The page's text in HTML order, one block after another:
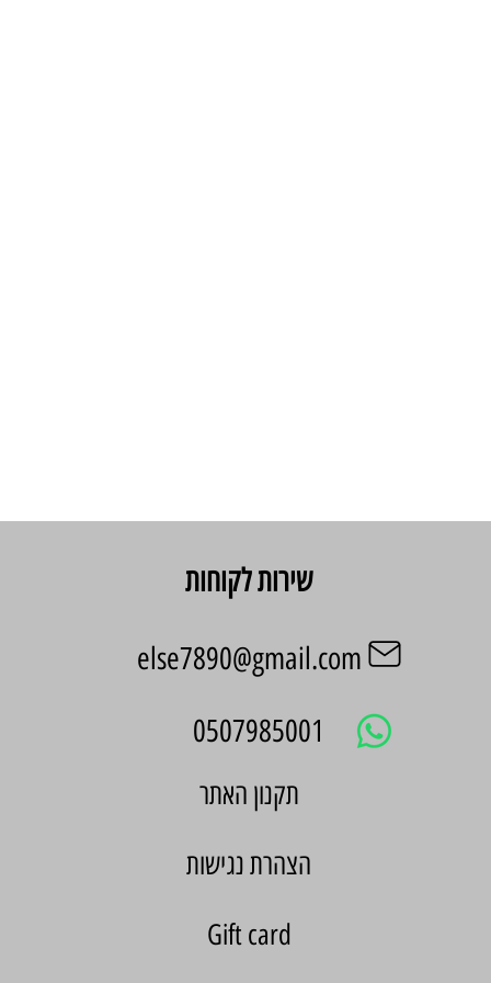
שירות לקוחות
else7890@gmail.com
0507985001
הצהרת נגישות
Gift card